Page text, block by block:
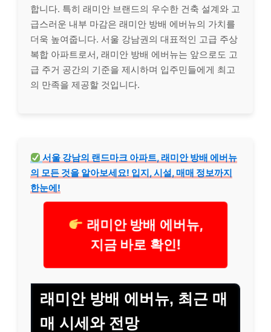
합니다. 특히 래미안 브랜드의 우수한 건축 설계와 고
급스러운 내부 마감은 래미안 방배 에버뉴의 가치를
더욱 높여줍니다. 서울 강남권의 대표적인 고급 주상
복합 아파트로서, 래미안 방배 에버뉴는 앞으로도 고
급 주거 공간의 기준을 제시하며 입주민들에게 최고
의 만족을 제공할 것입니다.
서울 강남의 랜드마크 아파트, 래미안 방배 에버뉴
의 모든 것을 알아보세요! 입지, 시설, 매매 정보까지
한눈에!
래미안 방배 에버뉴,
지금 바로 확인!
래미안 방배 에버뉴, 최근 매
매 시세와 전망